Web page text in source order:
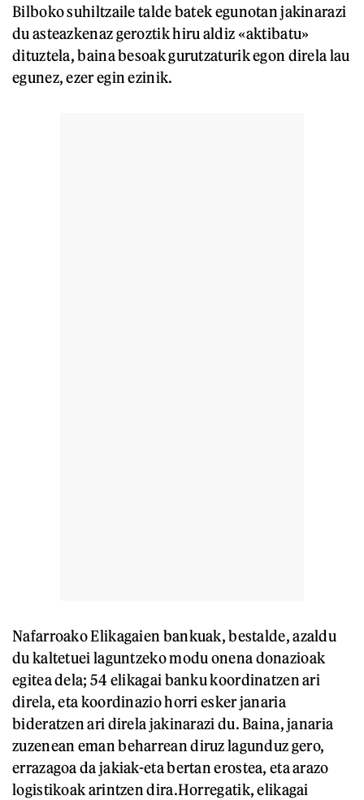
Bilboko suhiltzaile talde batek egunotan jakinarazi
du asteazkenaz geroztik hiru aldiz «aktibatu»
dituztela, baina besoak gurutzaturik egon direla lau
egunez, ezer egin ezinik.
Nafarroako Elikagaien bankuak, bestalde, azaldu
du kaltetuei laguntzeko modu onena donazioak
egitea dela; 54 elikagai banku koordinatzen ari
direla, eta koordinazio horri esker janaria
bideratzen ari direla jakinarazi du. Baina, janaria
zuzenean eman beharrean diruz lagunduz gero,
errazagoa da jakiak-eta bertan erostea, eta arazo
logistikoak arintzen dira.Horregatik, elikagai